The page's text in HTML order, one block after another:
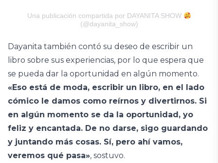
Una publicación compartida por DAYANITA SHOW
(@dayanita_show)
Dayanita también contó su deseo de escribir un
libro sobre sus experiencias, por lo que espera que
se pueda dar la oportunidad en algún momento.
«Eso está de moda, escribir un libro, en el lado
cómico le damos como reírnos y divertirnos. Si
en algún momento se da la oportunidad, yo
feliz y encantada. De no darse, sigo guardando
y juntando más cosas. Sí, pero ahí vamos,
veremos qué pasa», sostuvo.